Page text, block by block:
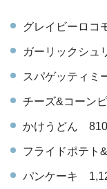
グレイビーロコ
ガーリックシュ
スパゲッティ
チーズ&コーン
かけうどん 810
フライドポテ
パンケーキ